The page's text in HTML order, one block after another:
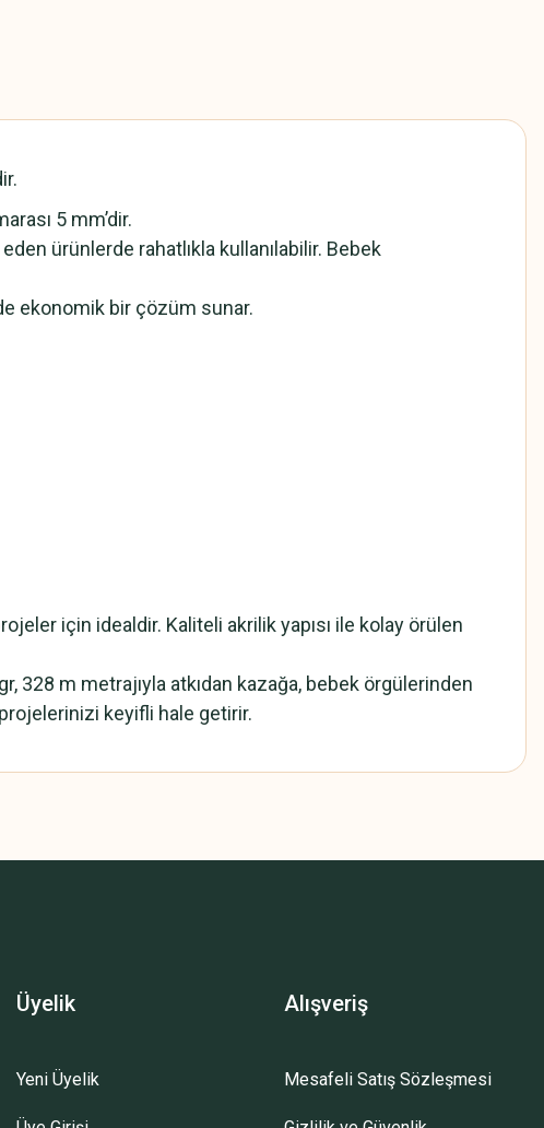
5 mm’dir.
ürünlerde rahatlıkla kullanılabilir. Bebek
ekonomik bir çözüm sunar.
için idealdir. Kaliteli akrilik yapısı ile kolay örülen
328 m metrajıyla atkıdan kazağa, bebek örgülerinden
keyifli hale getirir.
Üyelik
Yeni Üyelik
Alışveriş
Mesafeli Satış Sözleşmesi